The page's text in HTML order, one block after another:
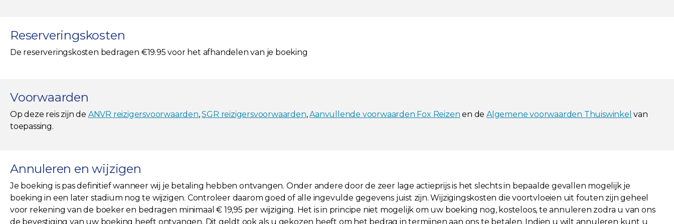
Reserveringskosten
De reserveringskosten bedragen €19.95 voor het afhandelen van je boeking
Voorwaarden
Op deze reis zijn de ANVR reizigersvoorwaarden,SGR reizigersvoorwaarden,Aanvullende voorwaarden Fox Reizen en deAlgemene voorwaarden Thuiswinkel van
toepassing.
Annuleren en wijzigen
Je boeking is pas definitief wanneer wij je betaling hebben ontvangen. Onder andere door de zeer lage actieprijs is het slechts in bepaalde gevallen mogelijk je
boeking in een later stadium nog te wijzigen. Controleer daarom goed of alle ingevulde gegevens juist zijn. Wijzigingskosten die voortvloeien uit fouten zijn geheel
voor rekening van de boeker en bedragen minimaal € 19,95 per wijziging. Het is in principe niet mogelijk om uw boeking nog, kosteloos, te annuleren zodra u van ons
de bevestiging van uw boeking heeft ontvangen. Dit geldt ook als u gekozen heeft om het bedrag in termijnen aan ons te betalen. Indien u wilt annuleren kunt u